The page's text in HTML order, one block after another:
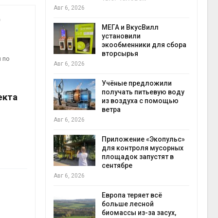
по
Авг 6, 2026
МЕГА и ВкусВилл
установили
экообменники для сбора
вторсырья
Авг 6, 2026
Учёные предложили
получать питьевую воду
из воздуха с помощью
ветра
Авг 6, 2026
Приложение «Экопульс»
для контроля мусорных
площадок запустят в
сентябре
Авг 6, 2026
Европа теряет всё
больше лесной
биомассы из-за засух,